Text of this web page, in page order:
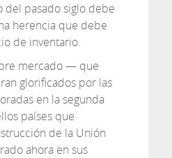
pasado siglo debe
herencia que debe
de inventario.
mercado — que
glorificados por las
en la segunda
países que
de la Unión
ahora en sus